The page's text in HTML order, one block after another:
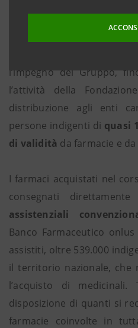
l’impegno del Gruppo,
l’attività della
distribuzione agli enti
persone indigenti di quasi
di validità da farmacie e
I farmaci acquistati nel
consegnati
assistenziali
Banco Farmaceutico
assistiti, oltre 539.000
il territorio nazionale, che
l’acquisto di
disposizione di quanti si
farmacie coinvolte in